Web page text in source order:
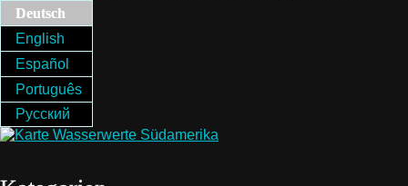
Deutsch
English
Español
Português
Русский